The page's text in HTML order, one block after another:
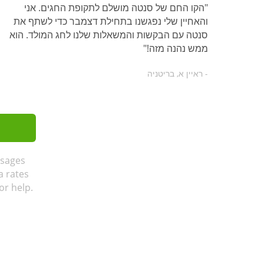
"הקו החם של סנטה מושלם לתקופת החגים. אני
והאחיין שלי נפגשנו בתחילת דצמבר כדי לשתף את
סנטה עם הבקשות והמשאלות שלנו לחג המולד. הוא
ממש נהנה מזה!"
- ראיין א, בריטניה
rates
help.